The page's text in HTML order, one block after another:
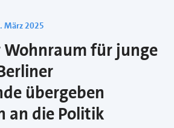
März 2025
Wohnraum für junge
übergeben
an die Politik